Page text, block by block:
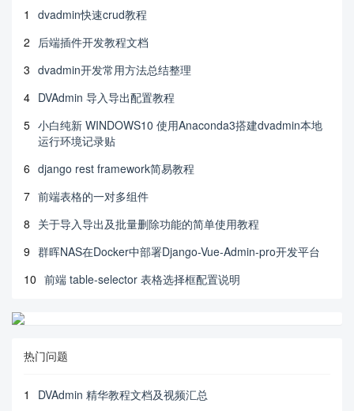
1
dvadmin快速crud教程
2 后端插件开发教程文档
3 dvadmin开发常用方法总结整理
4 DVAdmin 导入导出配置教程
5 小白纯新 WINDOWS10 使用Anaconda3搭建dvadmin本地
运行环境记录贴
6 django rest framework简易教程
7 前端表格的一对多组件
8 关于导入导出及批量删除功能的简单使用教程
9 群晖NAS在Docker中部署Django-Vue-Admin-pro开发平台
10 前端 table-selector 表格选择框配置说明
热门问题
1
DVAdmin 精华教程文档及视频汇总